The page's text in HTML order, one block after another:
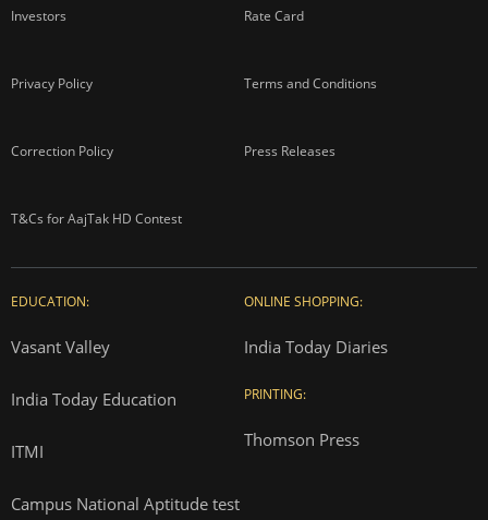
Investors Rate Card
Privacy Policy Terms and Conditions
Correction Policy Press Releases
T&Cs for AajTak HD Contest
EDUCATION:
Vasant Valley
India Today Education
ITMI
Campus National Aptitude test
ONLINE SHOPPING:
India Today Diaries
PRINTING:
Thomson Press